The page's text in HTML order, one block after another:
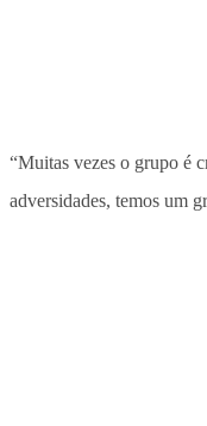
“Muitas vezes o grupo é
adversidades, temos um